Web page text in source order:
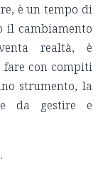
è un tempo di
il cambiamento
realtà, è
fare con compiti
strumento, la
da gestire e